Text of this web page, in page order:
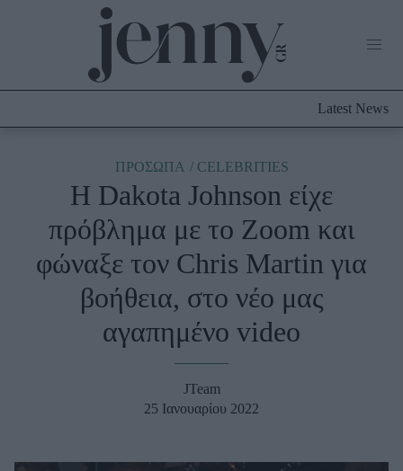
Culture
Fashion
Shopping
Styling Tips
Fashion News
Beauty - Ομορφιά
Latest News
ΠΡΟΣΩΠΑ CELEBRITIES
Η Dakota Johnson είχε
πρόβλημα με το Zoom και
φώναξε τον Chris Martin για
βοήθεια, στο νέο μας
αγαπημένο video
JTeam
25 Ιανουαρίου 2022